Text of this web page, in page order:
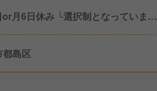
月6日休み └選択制となっています
都島区